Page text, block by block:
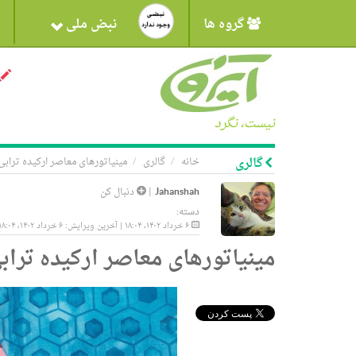
گروه ها نبض ملی
نیست، نگرد
خانه گالری مینیاتورهای معاصر ارکیده گالری
Jahanshah
|
دنبال کن
دسته:
مینیاتورهای معاصر ارکیده